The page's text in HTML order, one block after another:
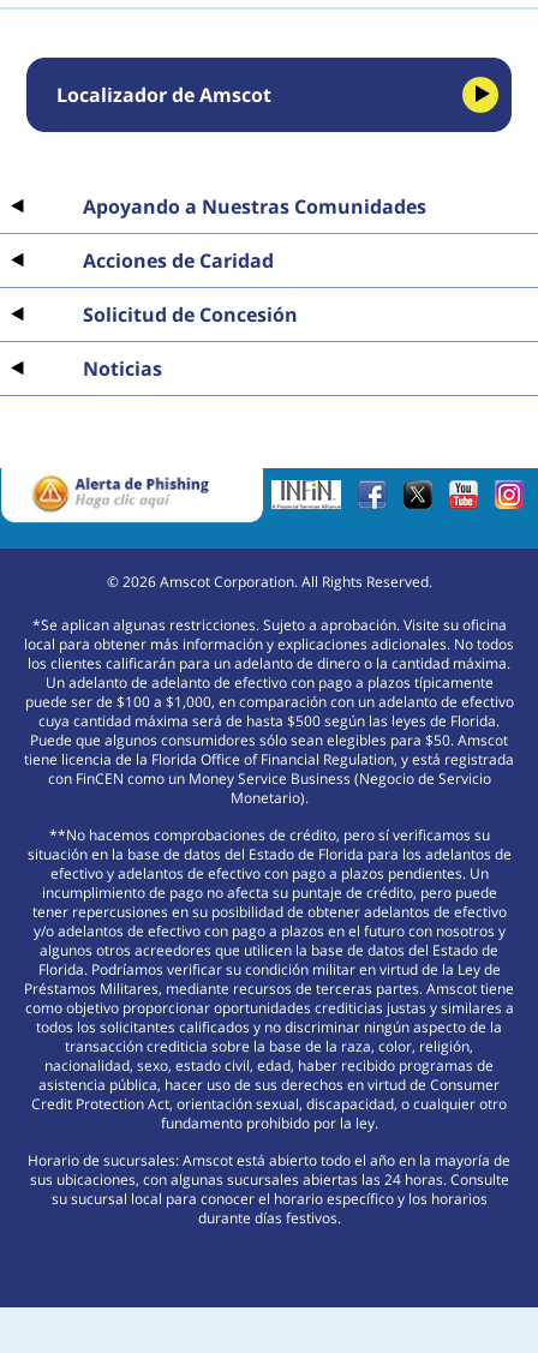
Localizador de Amscot
Apoyando a Nuestras Comunidades
Acciones de Caridad
Solicitud de Concesión
Noticias
©2026Amscot Corporation. All Rights Reserved.
*Se aplican algunas restricciones. Sujeto a aprobación. Visite su oficina
local para obtener más información y explicaciones adicionales. No todos
los clientes calificarán para un adelanto de dinero o la cantidad máxima.
Un adelanto de adelanto de efectivo con pago a plazos típicamente
puede ser de $100 a $1,000, en comparación con un adelanto de efectivo
cuya cantidad máxima será de hasta $500 según las leyes de Florida.
Puede que algunos consumidores sólo sean elegibles para $50. Amscot
tiene licencia de la Florida Office of Financial Regulation, y está registrada
con FinCEN como un Money Service Business (Negocio de Servicio
Monetario).
**No hacemos comprobaciones de crédito, pero sí verificamos su
situación en la base de datos del Estado de Florida para los adelantos de
efectivo y adelantos de efectivo con pago a plazos pendientes. Un
incumplimiento de pago no afecta su puntaje de crédito, pero puede
tener repercusiones en su posibilidad de obtener adelantos de efectivo
y/o adelantos de efectivo con pago a plazos en el futuro con nosotros y
algunos otros acreedores que utilicen la base de datos del Estado de
Florida. Podríamos verificar su condición militar en virtud de la Ley de
Préstamos Militares, mediante recursos de terceras partes. Amscot tiene
como objetivo proporcionar oportunidades crediticias justas y similares a
todos los solicitantes calificados y no discriminar ningún aspecto de la
transacción crediticia sobre la base de la raza, color, religión,
nacionalidad, sexo, estado civil, edad, haber recibido programas de
asistencia pública, hacer uso de sus derechos en virtud de Consumer
Credit Protection Act, orientación sexual, discapacidad, o cualquier otro
fundamento prohibido por la ley.
Horario de sucursales: Amscot está abierto todo el año en la mayoría de
sus ubicaciones, con algunas sucursales abiertas las 24 horas. Consulte
su sucursal local para conocer el horario específico y los horarios
durante días festivos.